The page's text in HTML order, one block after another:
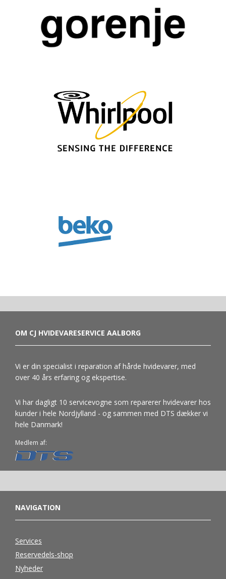
OM CJ HVIDEVARESERVICE AALBORG
Vi er din specialist i reparation af hårde hvidevarer, med
over 40 års erfaring og ekspertise.
Vi har dagligt 10 servicevogne som reparerer hvidevarer hos
kunder i hele Nordjylland - og sammen med DTS dækker vi
hele Danmark!
Medlem af:
NAVIGATION
Services
Reservedels-shop
Nyheder